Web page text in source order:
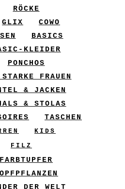
RÖCKE
GLIX
COWO
BASICS
KLEIDER
PONCHOS
FRAUEN
& JACKEN
& STOLAS
TASCHEN
KIDS
FILZ
FARBTUPFER
DER WELT